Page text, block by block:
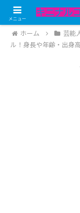
記事内にPRが含まれてい
ホーム 芸能
ル！身長や年齢・出身
メニュー